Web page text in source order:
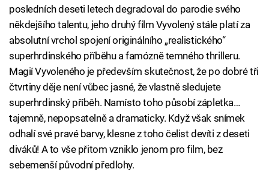
posledních deseti letech degradoval do parodie svého
někdejšího talentu, jeho druhý film Vyvolený stále platí za
absolutní vrchol spojení originálního „realistického“
superhrdinského příběhu a famózně temného thrilleru.
Magií Vyvoleného je především skutečnost, že po dobré tři
čtvrtiny děje není vůbec jasné, že vlastně sledujete
superhrdinský příběh. Namísto toho působí zápletka…
tajemně, nepopsatelně a dramaticky. Když však snímek
odhalí své pravé barvy, klesne z toho čelist devíti z deseti
diváků! A to vše přitom vzniklo jenom pro film, bez
sebemenší původní předlohy.